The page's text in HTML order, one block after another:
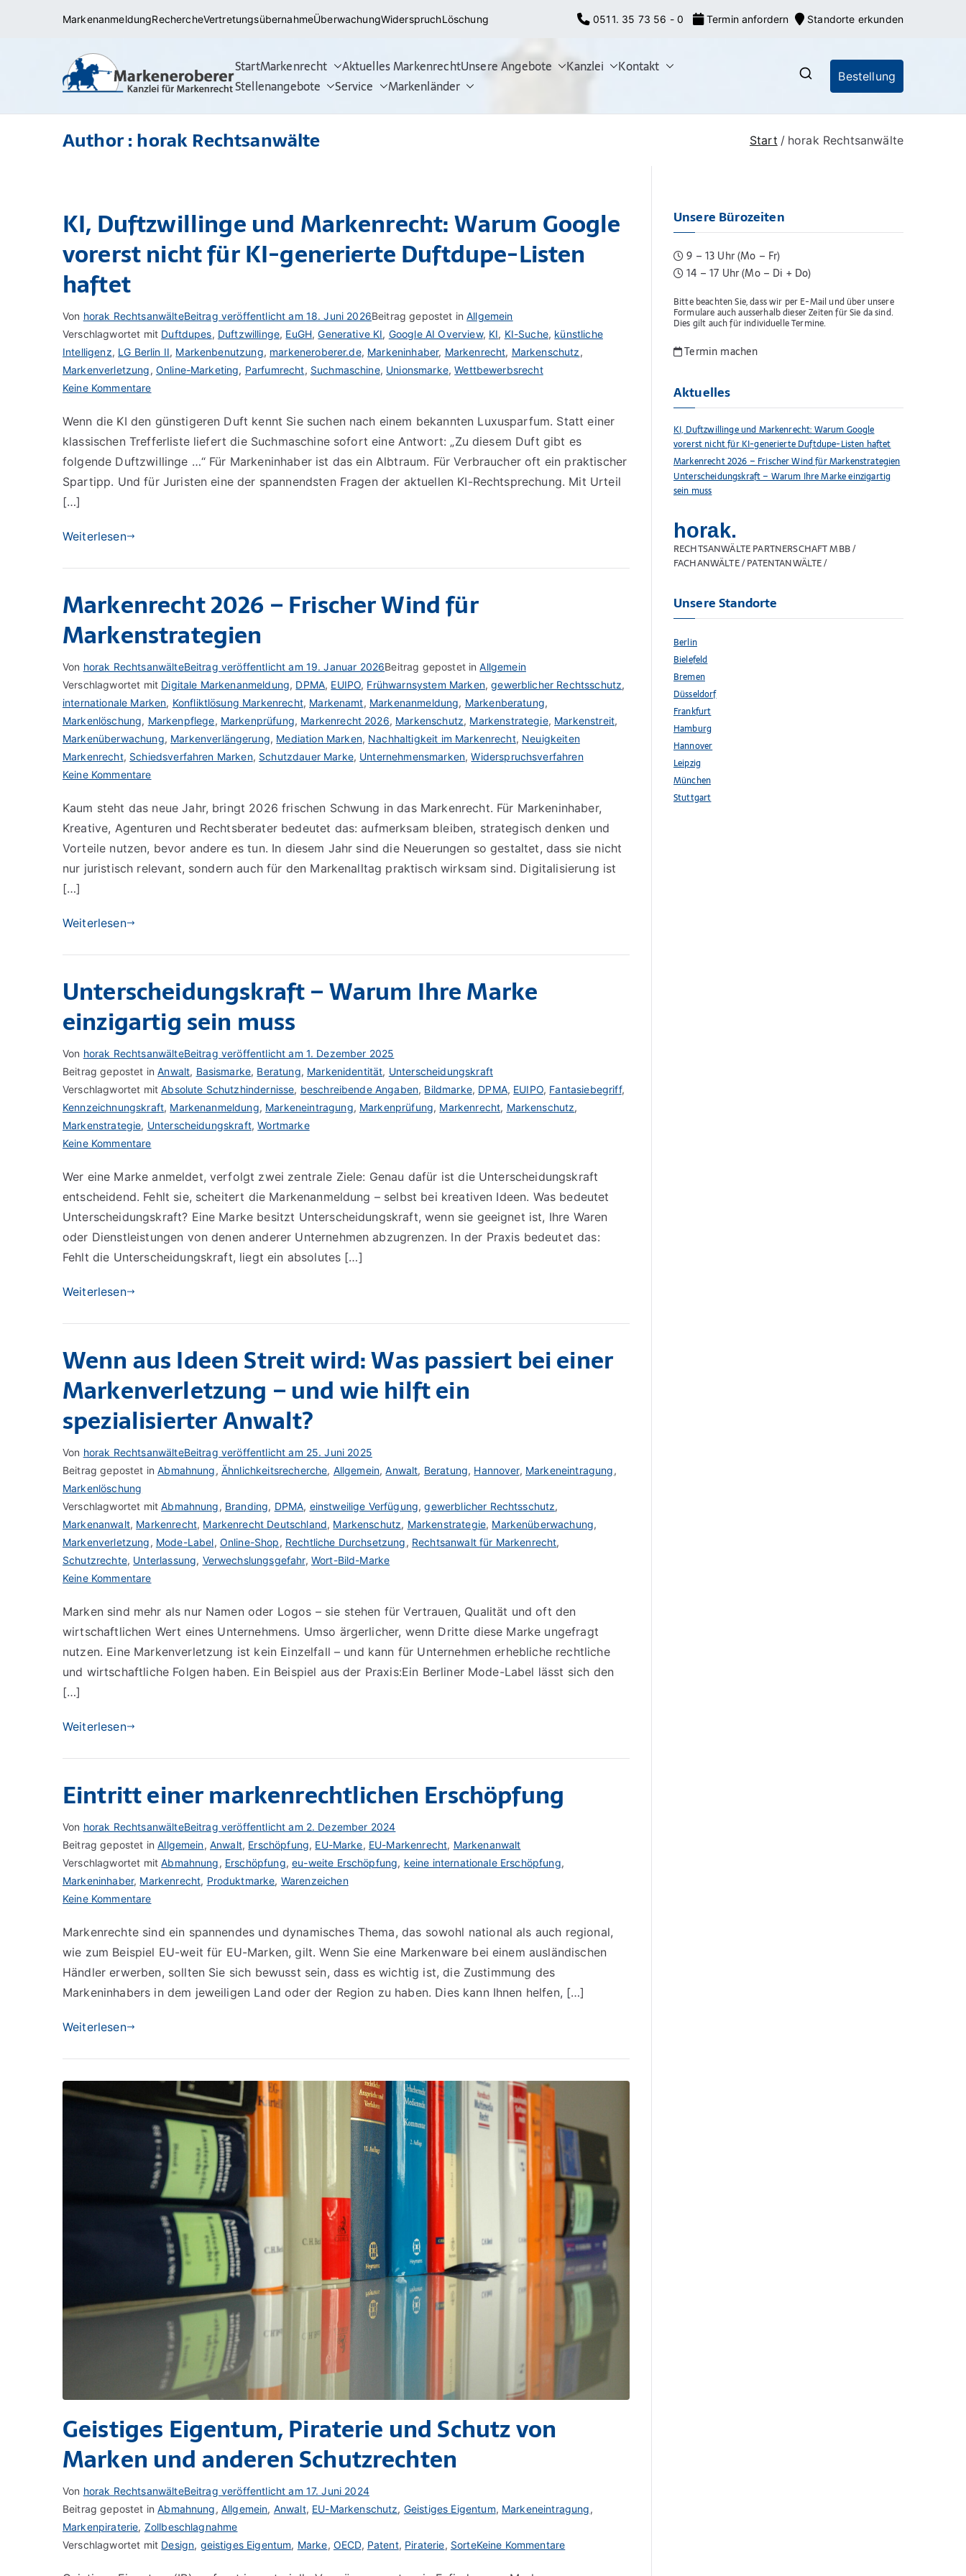
MarkenanmeldungRechercheVertretungsübernahmeÜberwachungWiderspruchLöschung 0511. 35 73 56 - 0 Termin anfordern Standorte erkunden
Markenanmeldung, Markenschutz, Markenrecht: Markeneroberer
Rechtsanwälte/ Patentanwälte für Markenrecht, deutschen Markenschutz, Unionsmarken (EU-Marken) und IR-Marken
(internationale Marken), Markenverletzung, Widerspruchsverfahren, Löschungsverfahren, Markenrecherchen
StartMarkenrecht Aktuelles MarkenrechtUnsere Angebote Kanzlei
Kontakt
Stellenangebote
Service Markenländer
Bestellung
Author : horak Rechtsanwälte Start horak Rechtsanwälte
KI, Duftzwillinge und Markenrecht: Warum Google
vorerst nicht für KI-generierte Duftdupe-Listen
haftet
Von horak RechtsanwälteBeitrag veröffentlicht am 18. Juni 2026Beitrag gepostet inAllgemein
Verschlagwortet mit Duftdupes, Duftzwillinge, EuGH,Generative KI, Google AI Overview, KI, KI-Suche, künstliche
Intelligenz, LG Berlin II, Markenbenutzung, markeneroberer.de, Markeninhaber, Markenrecht, Markenschutz,
Markenverletzung, Online-Marketing, Parfumrecht, Suchmaschine, Unionsmarke,Wettbewerbsrecht
Keine Kommentarezu
Duftzwillinge
und
Markenrecht:
Warum
KI-
Duftdupe-
haftet
Wenn die KI den günstigeren Duft kennt Sie suchen nach einem bekannten Luxusparfum. Statt einer
klassischen Trefferliste liefert die Suchmaschine sofort eine Antwort: „Zu diesem Duft gibt es
folgende Duftzwillinge …“ Für Markeninhaber ist das ein Albtraum. Für Verbraucher oft ein praktischer
Spartipp. Und für Juristen eine der spannendsten Fragen der aktuellen KI-Rechtsprechung. Mit Urteil
[…]
Weiterlesen
Markenrecht 2026 – Frischer Wind für
Markenstrategien
Von horak RechtsanwälteBeitrag veröffentlicht am 19. Januar 2026Beitrag gepostet inAllgemein
Verschlagwortet mit Digitale Markenanmeldung, DPMA, EUIPO, Frühwarnsystem Marken,gewerblicher Rechtsschutz,
internationale Marken, Konfliktlösung Markenrecht, Markenamt, Markenanmeldung, Markenberatung,
Markenlöschung, Markenpflege, Markenprüfung, Markenrecht 2026, Markenschutz, Markenstrategie, Markenstreit,
Markenüberwachung, Markenverlängerung, Mediation Marken, Nachhaltigkeit im Markenrecht, Neuigkeiten
Markenrecht, Schiedsverfahren Marken, Schutzdauer Marke, Unternehmensmarken,Widerspruchsverfahren
Keine Kommentarezu
2026
–
Frischer
Wind
Kaum steht das neue Jahr, bringt 2026 frischen Schwung in das Markenrecht. Für Markeninhaber,
Kreative, Agenturen und Rechtsberater bedeutet das: aufmerksam bleiben, strategisch denken und
Vorteile nutzen, bevor andere es tun. In diesem Jahr sind die Neuerungen so gestaltet, dass sie nicht
nur juristisch relevant, sondern auch für den Markenalltag praktisch wirksam sind. Digitalisierung ist
[…]
Weiterlesen
Unterscheidungskraft – Warum Ihre Marke
einzigartig sein muss
Von horak RechtsanwälteBeitrag veröffentlicht am 1. Dezember 2025
Beitrag gepostet inAnwalt, Basismarke, Beratung, Markenidentität, Unterscheidungskraft
Verschlagwortet mitAbsolute Schutzhindernisse, beschreibende Angaben, Bildmarke, DPMA, EUIPO, Fantasiebegriff,
Kennzeichnungskraft, Markenanmeldung, Markeneintragung, Markenprüfung, Markenrecht, Markenschutz,
Markenstrategie, Unterscheidungskraft,Wortmarke
Keine Kommentarezu
–
Warum
Ihre
Marke
einzigartig
Wer eine Marke anmeldet, verfolgt zwei zentrale Ziele: Genau dafür ist die Unterscheidungskraft
entscheidend. Fehlt sie, scheitert die Markenanmeldung – selbst bei kreativen Ideen. Was bedeutet
Unterscheidungskraft? Eine Marke besitzt Unterscheidungskraft, wenn sie geeignet ist, Ihre Waren
oder Dienstleistungen von denen anderer Unternehmen abzugrenzen. In der Praxis bedeutet das:
Fehlt die Unterscheidungskraft, liegt ein absolutes […]
Weiterlesen
Wenn aus Ideen Streit wird: Was passiert bei einer
Markenverletzung – und wie hilft ein
spezialisierter Anwalt?
Von horak RechtsanwälteBeitrag veröffentlicht am 25. Juni 2025
Beitrag gepostet inAbmahnung, Ähnlichkeitsrecherche, Allgemein,Anwalt, Beratung, Hannover, Markeneintragung,
Markenlöschung
Verschlagwortet mitAbmahnung, Branding, DPMA, einstweilige Verfügung,gewerblicher Rechtsschutz,
Markenanwalt, Markenrecht, Markenrecht Deutschland, Markenschutz, Markenstrategie, Markenüberwachung,
Markenverletzung, Mode-Label, Online-Shop, Rechtliche Durchsetzung, Rechtsanwalt für Markenrecht,
Schutzrechte, Unterlassung, Verwechslungsgefahr, Wort-Bild-Marke
Keine Kommentarezu
aus
Ideen
Streit
wird:
Markenverletzung
und
hilft
ein
spezialisierter
Anwalt?
Marken sind mehr als nur Namen oder Logos – sie stehen für Vertrauen, Qualität und oft den
wirtschaftlichen Wert eines Unternehmens. Umso ärgerlicher, wenn Dritte diese Marke ungefragt
nutzen. Eine Markenverletzung ist kein Einzelfall – und kann für Unternehmen erhebliche rechtliche
und wirtschaftliche Folgen haben. Ein Beispiel aus der Praxis:Ein Berliner Mode-Label lässt sich den
[…]
Weiterlesen
Eintritt einer markenrechtlichen Erschöpfung
Von horak RechtsanwälteBeitrag veröffentlicht am 2. Dezember 2024
Beitrag gepostet inAllgemein, Anwalt, Erschöpfung, EU-Marke, EU-Markenrecht, Markenanwalt
Verschlagwortet mitAbmahnung, Erschöpfung,eu-weite Erschöpfung, keine internationale Erschöpfung,
Markeninhaber, Markenrecht, Produktmarke, Warenzeichen
Keine Kommentarezu
einer
markenrechtlichen
Erschöpfung
Markenrechte sind ein spannendes und dynamisches Thema, das sowohl national als auch regional,
wie zum Beispiel EU-weit für EU-Marken, gilt. Wenn Sie eine Markenware bei einem ausländischen
Händler erwerben, sollten Sie sich bewusst sein, dass es wichtig ist, die Zustimmung des
Markeninhabers in dem jeweiligen Land oder der Region zu haben. Dies kann Ihnen helfen, […]
Weiterlesen
Geistiges Eigentum, Piraterie und Schutz von
Marken und anderen Schutzrechten
Von horak RechtsanwälteBeitrag veröffentlicht am 17. Juni 2024
Beitrag gepostet inAbmahnung, Allgemein, Anwalt, EU-Markenschutz, Geistiges Eigentum, Markeneintragung,
Markenpiraterie, Zollbeschlagnahme
Verschlagwortet mit Design, geistiges Eigentum, Marke, OECD, Patent, Piraterie, SorteKeine Kommentarezu
Unsere Bürozeiten
9 – 13 Uhr (Mo – Fr)
14 – 17 Uhr (Mo – Di + Do)
Bitte beachten Sie, dass wir per E-Mail und über unsere
Formulare auch ausserhalb dieser Zeiten für Sie da sind.
Dies gilt auch für individuelle Termine.
Termin machen
Aktuelles
KI, Duftzwillinge und Markenrecht: Warum Google
vorerst nicht für KI-generierte Duftdupe-Listen haftet
Markenrecht 2026 – Frischer Wind für Markenstrategien
Unterscheidungskraft – Warum Ihre Marke einzigartig
sein muss
horak.
RECHTSANWÄLTE PARTNERSCHAFT MBB /
FACHANWÄLTE / PATENTANWÄLTE /
Unsere Standorte
Berlin
Bielefeld
Bremen
Düsseldorf
Frankfurt
Hamburg
Hannover
Leipzig
München
Stuttgart